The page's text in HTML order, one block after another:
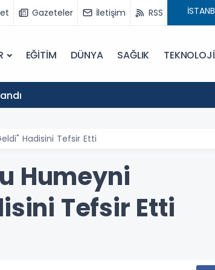
Gazeteler İletişim RSS
EĞİTİM DÜNYA SAĞLIK TEKNOLOJİ
Hadisini Tefsir Etti
Humeyni
Tefsir Etti